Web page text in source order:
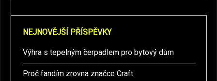
NEJNOVĚJŠÍ PŘÍSPĚVKY
Výhra s tepelným čerpadlem pro bytový dům
Proč fandím zrovna značce Craft